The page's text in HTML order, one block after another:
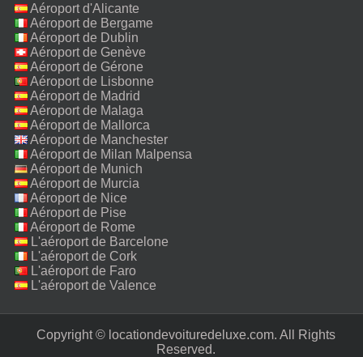
Aéroport d'Alicante
Aéroport de Bergame
Aéroport de Dublin
Aéroport de Genève
Aéroport de Gérone
Aéroport de Lisbonne
Aéroport de Madrid
Aéroport de Malaga
Aéroport de Mallorca
Aéroport de Manchester
Aéroport de Milan Malpensa
Aéroport de Munich
Aéroport de Murcia
Aéroport de Nice
Aéroport de Pise
Aéroport de Rome
Fiumicino
L'aéroport de Barcelone
L'aéroport de Cork
L'aéroport de Faro
L'aéroport de Valence
Copyright © locationdevoituredeluxe.com. All Rights
Reserved.‎